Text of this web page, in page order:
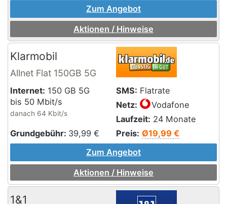
Zum Angebot
Aktionen / Hinweise
Klarmobil
Allnet Flat 150GB 5G
Internet: 150 GB 5G
bis 50 Mbit/s
danach 64 Kbit/s
SMS: Flatrate
Netz:
Vodafone
Laufzeit: 24 Monate
Grundgebühr: 39,99 € Preis: Ø19,99 €
Zum Angebot
Aktionen / Hinweise
1&1